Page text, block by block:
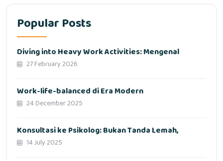
Popular Posts
Diving into Heavy Work Activities: Mengenal
27 February 2026
Work-life-balanced di Era Modern
24 December 2025
Konsultasi ke Psikolog: Bukan Tanda Lemah,
14 July 2025